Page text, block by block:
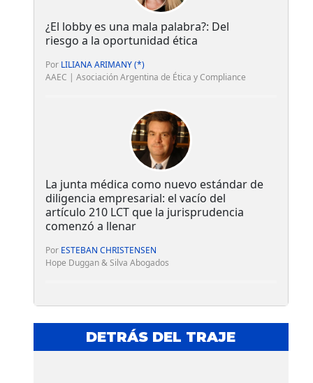
¿El lobby es una mala palabra?: Del
riesgo a la oportunidad ética
Por LILIANA ARIMANY (*)
AAEC | Asociación Argentina de Ética y Compliance
La junta médica como nuevo estándar de
diligencia empresarial: el vacío del
artículo 210 LCT que la jurisprudencia
comenzó a llenar
Por ESTEBAN CHRISTENSEN
Hope Duggan & Silva Abogados
DETRÁS DEL TRAJE